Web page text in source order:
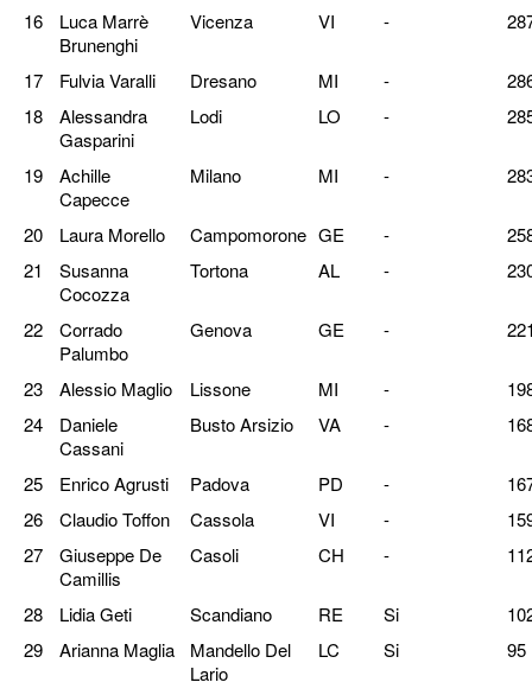
16
Luca Marrè
Brunenghi
Vicenza VI -
17 Fulvia Varalli Dresano MI -
18
Alessandra
Gasparini
Lodi LO -
19
Achille
Capecce
Milano MI -
20 Laura Morello Campomorone GE -
21
Susanna
Cocozza
Tortona AL -
22
Corrado
Palumbo
Genova GE -
23 Alessio Maglio Lissone MI -
24
Daniele
Cassani
Busto Arsizio VA -
25 Enrico Agrusti Padova PD -
26
Claudio Toffon Cassola VI -
27
Giuseppe De
Camillis
Casoli CH -
28 Lidia Geti Scandiano RE Si
29
Arianna Maglia
Mandello Del
Lario
LC Si 95